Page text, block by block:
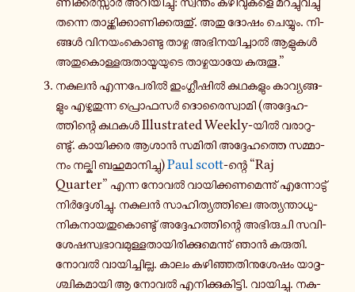
തന്നെ താ­ഴ്ത്തി­ക്കാ­ണി­ക്ക­രു­തു്. അതു ദോഷം ചെ­യ്യും. നി­
ങ്ങൾ വി­ന­യം­കൊ­ണ്ടു താഴ്ച അ­ഭി­ന­യി­ച്ചാൽ ആളുകൾ
അ­തു­കൊ­ള്ള­രു­താ­യ്മ­യു­ടെ താ­ഴ്ച­യാ­യേ കരുതൂ.”
നകുലൻ എ­ന്ന­പേ­രിൽ ഇം­ഗ്ലീ­ഷിൽ ക­ഥ­ക­ളും കാ­വ്യ­ങ്ങ­
ളും എ­ഴു­തു­ന്ന പ്രൊ­ഫ­സർ ദൊ­രൈ­സ്വാ­മി (അ­ദ്ദേ­ഹ­
ത്തി­ന്റെ കഥകൾ Illustrated Weekly-​യിൽ വ­രാ­റു­
ണ്ടു്. കാ­യി­ക്ക­ര ആശാൻ സമിതി അ­ദ്ദേ­ഹ­ത്തെ സ­മ്മാ­
നം നല്കി ബ­ഹു­മാ­നി­ച്ചു)Paul scott-ന്റെ “Raj
Quarter” എന്ന നോവൽ വാ­യി­ക്ക­ണ­മെ­ന്നു് എ­ന്നോ­ടു്
നിർ­ദ്ദേ­ശി­ച്ചു. നകുലൻ സാ­ഹി­ത്യ­ത്തി­ലെ അ­ത്യ­ന്താ­ധു­
നി­ക­നാ­യ­തു­കൊ­ണ്ടു് അ­ദ്ദേ­ഹ­ത്തി­ന്റെ അ­ഭി­രു­ചി സ­വി­
ശേ­ഷ­സ്വ­ഭാ­വ­മു­ള്ള­താ­യി­രി­ക്കു­മെ­ന്നു് ഞാൻ കരുതി.
നോവൽ വാ­യി­ച്ചി­ല്ല. കാലം ക­ഴി­ഞ്ഞ­തി­നു­ശേ­ഷം യാ­ദൃ­
ശ്ചി­ക­മാ­യി ആ നോവൽ എ­നി­ക്കു­കി­ട്ടി. വാ­യി­ച്ചു. ന­കു­